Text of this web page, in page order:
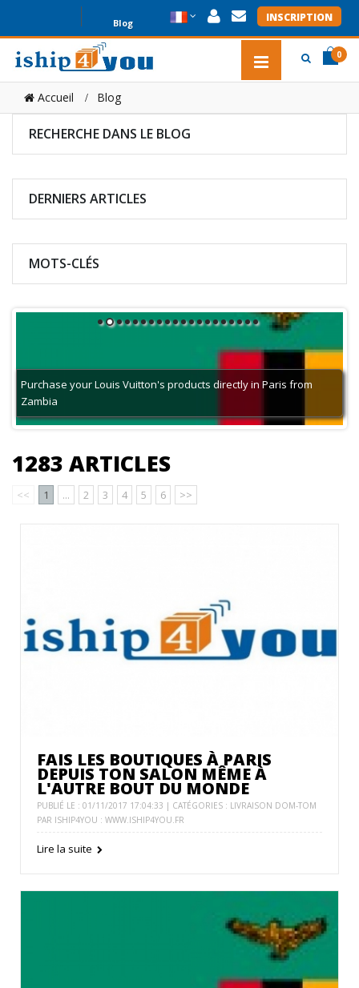
INSCRIPTION
Blog
0
Accueil Blog
RECHERCHE DANS LE BLOG
DERNIERS ARTICLES
MOTS-CLÉS
Purchase your Louis Vuitton's products directly in Paris from
Zambia
2
1283 ARTICLES
<< 1 ... 2 3 4 5 6 >>
FAIS LES BOUTIQUES À PARIS
DEPUIS TON SALON MÊME À
L'AUTRE BOUT DU MONDE
PUBLIÉ LE : 01/11/2017 17:04:33 | CATÉGORIES : LIVRAISON DOM-TOM
PAR ISHIP4YOU : WWW.ISHIP4YOU.FR
Lire la suite